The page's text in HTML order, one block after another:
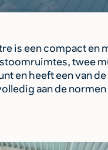
is een compact
twee
en heeft een van
aan de